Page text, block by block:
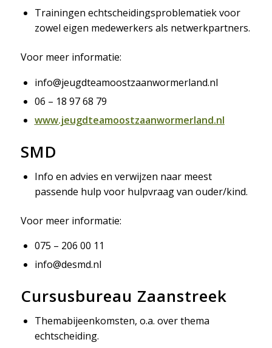
Trainingen echtscheidingsproblematiek voor
zowel eigen medewerkers als netwerkpartners.
Voor meer informatie:
info@jeugdteamoostzaanwormerland.nl
06 – 18 97 68 79
www.jeugdteamoostzaanwormerland.nl
SMD
Info en advies en verwijzen naar meest
passende hulp voor hulpvraag van ouder/kind.
Voor meer informatie:
075 – 206 00 11
info@desmd.nl
Cursusbureau Zaanstreek
Themabijeenkomsten, o.a. over thema
echtscheiding.